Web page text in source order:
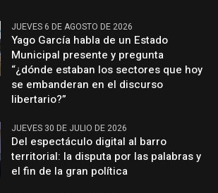
JUEVES 6 DE AGOSTO DE 2026
Yago García habla de un Estado
Municipal presente y pregunta
“¿dónde estaban los sectores que hoy
se embanderan en el discurso
libertario?”
JUEVES 30 DE JULIO DE 2026
Del espectáculo digital al barro
territorial: la disputa por las palabras y
el fin de la gran política